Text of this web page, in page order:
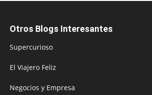
Otros Blogs Interesantes
Supercurioso
El Viajero Feliz
Negocios y Empresa